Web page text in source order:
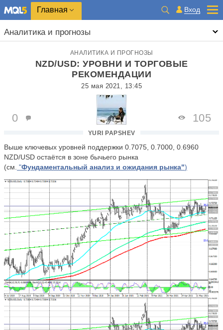
Главная Вход
Аналитика и прогнозы
АНАЛИТИКА И ПРОГНОЗЫ
NZD/USD: УРОВНИ И ТОРГОВЫЕ
РЕКОМЕНДАЦИИ
25 мая 2021, 13:45
YURI PAPSHEV
0 105
Выше ключевых уровней поддержки 0.7075, 0.7000, 0.6960
NZD/USD остаётся в зоне бычьего рынка
(см. "Фундаментальный анализ и ожидания рынка")